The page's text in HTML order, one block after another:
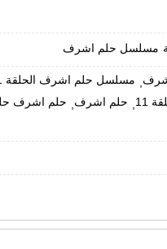
مسلسل حلم اشرف
مسلسل حلم اشرف الحلقة 11
11
حلم اشرف حلم اشرف